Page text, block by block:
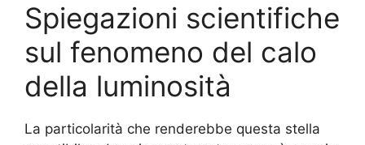
Spiegazioni scientifiche
sul fenomeno del calo
della luminosità
La particolarità che renderebbe questa stella